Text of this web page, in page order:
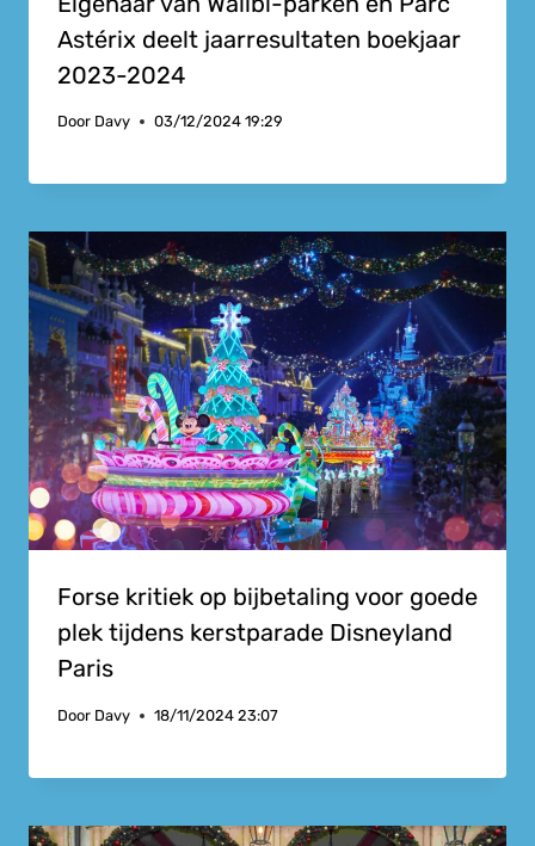
Astérix deelt jaarresultaten boekjaar
2023-2024
Door Davy 03/12/2024 19:29
Forse kritiek op bijbetaling voor goede
plek tijdens kerstparade Disneyland
Paris
Door Davy 18/11/2024 23:07